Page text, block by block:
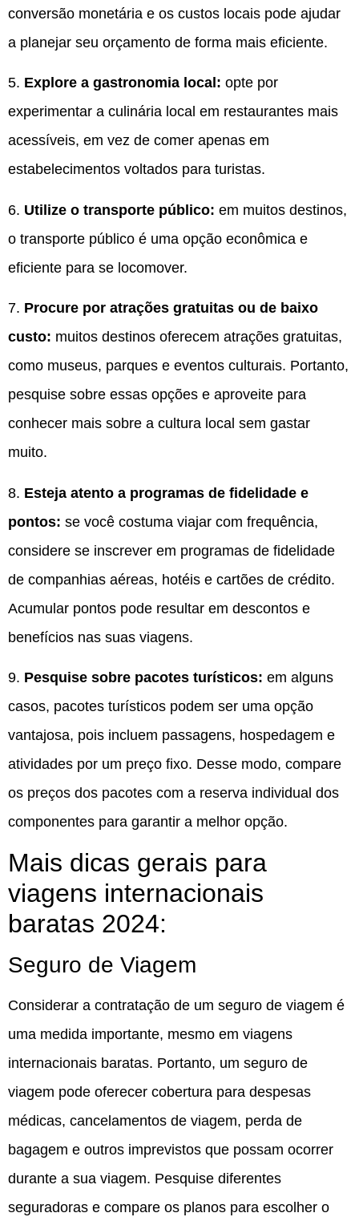
conversão monetária e os custos locais pode ajudar
a planejar seu orçamento de forma mais eficiente.
5. Explore a gastronomia local: opte por
experimentar a culinária local em restaurantes mais
acessíveis, em vez de comer apenas em
estabelecimentos voltados para turistas.
6. Utilize o transporte público: em muitos destinos,
o transporte público é uma opção econômica e
eficiente para se locomover.
7. Procure por atrações gratuitas ou de baixo
custo: muitos destinos oferecem atrações gratuitas,
como museus, parques e eventos culturais. Portanto,
pesquise sobre essas opções e aproveite para
conhecer mais sobre a cultura local sem gastar
muito.
8. Esteja atento a programas de fidelidade e
pontos: se você costuma viajar com frequência,
considere se inscrever em programas de fidelidade
de companhias aéreas, hotéis e cartões de crédito.
Acumular pontos pode resultar em descontos e
benefícios nas suas viagens.
9. Pesquise sobre pacotes turísticos: em alguns
casos, pacotes turísticos podem ser uma opção
vantajosa, pois incluem passagens, hospedagem e
atividades por um preço fixo. Desse modo, compare
os preços dos pacotes com a reserva individual dos
componentes para garantir a melhor opção.
Mais dicas gerais para
viagens internacionais
baratas 2024:
Seguro de Viagem
Considerar a contratação de um seguro de viagem é
uma medida importante, mesmo em viagens
internacionais baratas. Portanto, um seguro de
viagem pode oferecer cobertura para despesas
médicas, cancelamentos de viagem, perda de
bagagem e outros imprevistos que possam ocorrer
durante a sua viagem. Pesquise diferentes
seguradoras e compare os planos para escolher o